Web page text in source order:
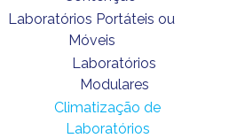
Laboratórios Portáteis ou
Móveis
Laboratórios
Modulares
Climatização de
Laboratórios